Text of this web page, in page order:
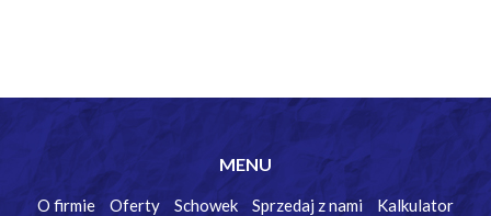
MENU
O firmie Oferty Schowek Sprzedaj z nami
Kalkulator